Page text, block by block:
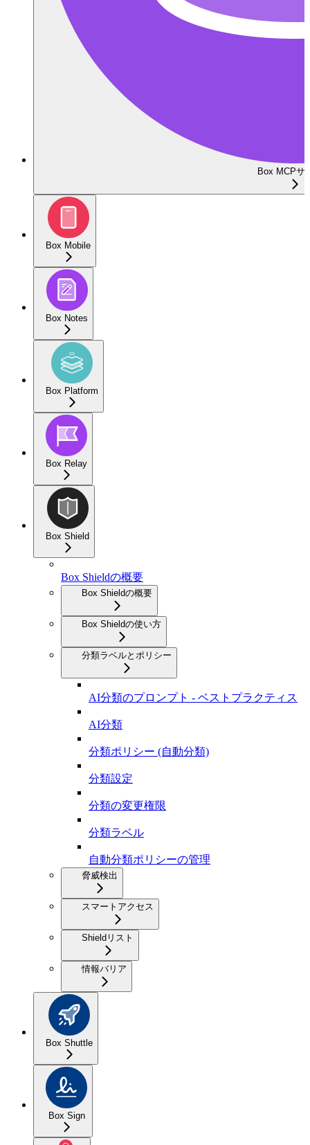
Box MCPサ
Box Mobile
Box Notes
Box Platform
Box Relay
Box Shield
Box Shieldの概要
Box Shieldの概要
Box Shieldの使い方
分類ラベルとポリシー
AI分類のプロンプト - ベストプラクティス
AI分類
分類ポリシー (自動分類)
分類設定
分類の変更権限
分類ラベル
自動分類ポリシーの管理
脅威検出
スマートアクセス
Shieldリスト
情報バリア
Box Shuttle
Box Sign